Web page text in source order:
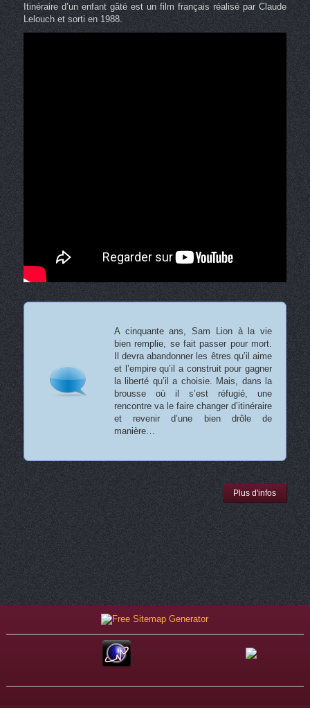
Itinéraire d’un enfant gâté est un film français réalisé par Claude
Lelouch et sorti en 1988.
A cinquante ans, Sam Lion à la vie
bien remplie, se fait passer pour mort.
Il devra abandonner les êtres qu’il aime
et l’empire qu’il a construit pour gagner
la liberté qu’il a choisie. Mais, dans la
brousse où il s’est réfugié, une
rencontre va le faire changer d’itinéraire
et revenir d’une bien drôle de
manière…
Plus d'infos